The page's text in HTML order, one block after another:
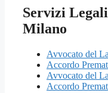
Servizi
Milano
Avvocato del
Accordo
Avvocato del
Accordo